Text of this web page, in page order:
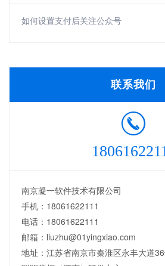
如何设置支付后关注公众号
联系我们
南京凝一软件技术有限公司
手机：18061622111
电话：18061622111
邮箱：liuzhu@01yingxiao.com
地址：江苏省南京市秦淮区永丰大道